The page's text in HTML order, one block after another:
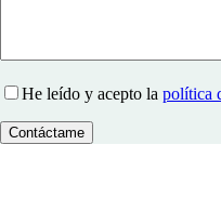
He leído y acepto la política